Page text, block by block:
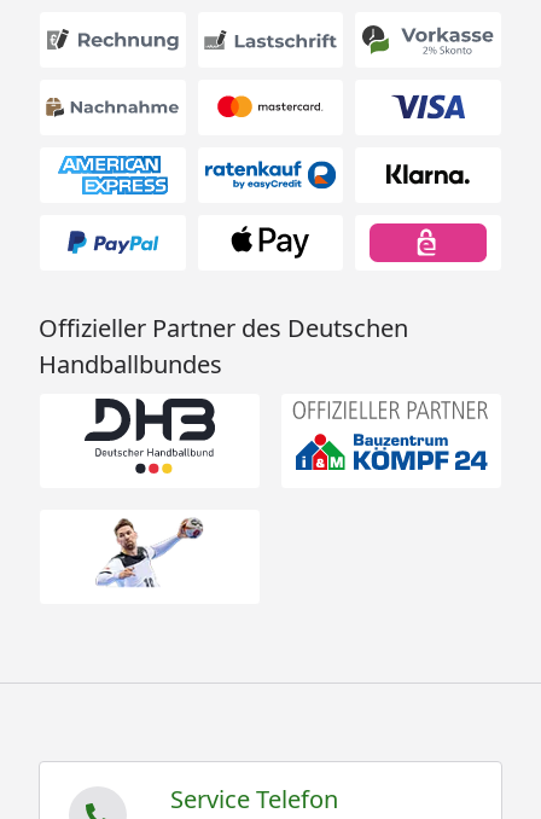
Offizieller Partner des Deutschen
Handballbundes
Service Telefon